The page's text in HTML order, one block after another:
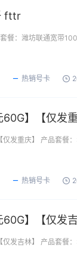
fttr
餐：潍坊联通宽带
热销号卡
】【仅发重
发重庆】 产品套餐
热销号卡
】【仅发吉
发吉林】 产品套餐